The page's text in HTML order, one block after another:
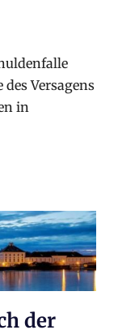
Versagens
in
der